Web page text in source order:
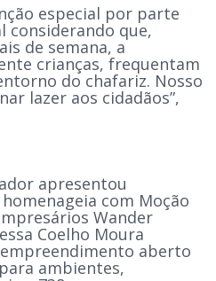
especial por parte
considerando que,
de semana, a
crianças, frequentam
do chafariz. Nosso
lazer aos cidadãos”,
apresentou
com Moção
Wander
Coelho Moura
aberto
ambientes,